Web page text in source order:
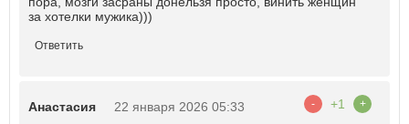
за хотелки мужика)))
Ответить
Анастасия 22 января 2026 05:33 - +1 +